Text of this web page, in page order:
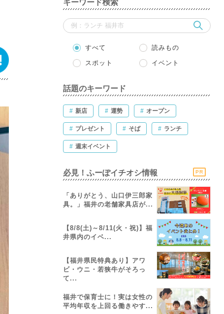
キーワード検索
すべて 読みもの
スポット イベント
話題のキーワード
# 新店 # 運勢 # オープン
# プレゼント # そば # ランチ
# 週末イベント
必見！ふーぽイチオシ情報 PR
「ありがとう、山口伊三郎家
具。」福井の老舗家具店が...
【8/8(土)～8/11(火・祝)】福
井県内のイベ...
【福井県民特典あり】アワ
ビ・ウニ・若狭牛がそろっ
て...
福井で保育士に！実は女性の
平均年収を上回る働きやす...